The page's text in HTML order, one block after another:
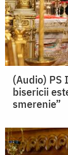
(Audio) PS
bisericii
smerenie”